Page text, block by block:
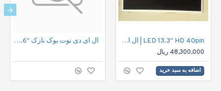
LED 13.3" HD 40pin | ال ای دی نوت بوک اچ دی 40پین
48,300,000 ریال
اضافه به سبد خرید
ال ای دی نوت بوک نازک "15.6 30پین فول اچ دی | LED FHD 30pin 15.6" IPS Notbook